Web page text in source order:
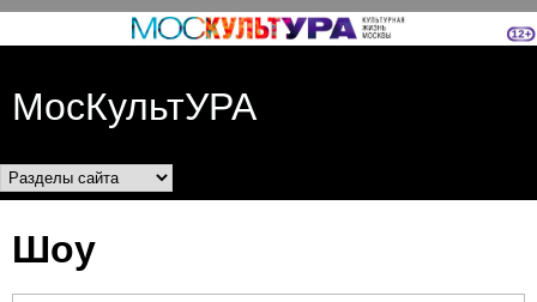
Перейти к основному
МосКультУРА
Разделы сайта
Шоу